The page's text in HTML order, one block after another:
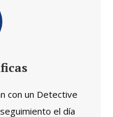
con un Detective
el día